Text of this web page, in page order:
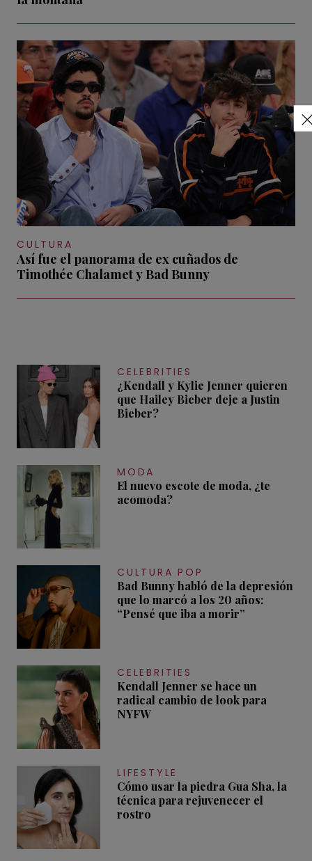
CULTURA
Así fue el panorama de ex cuñados de
Timothée Chalamet y Bad Bunny
CELEBRITIES
¿Kendall y Kylie Jenner quieren
que Hailey Bieber deje a Justin
Bieber?
MODA
El nuevo escote de moda, ¿te
acomoda?
CULTURA POP
Bad Bunny habló de la depresión
que lo marcó a los 20 años:
“Pensé que iba a morir”
CELEBRITIES
Kendall Jenner se hace un
radical cambio de look para
NYFW
LIFESTYLE
Cómo usar la piedra Gua Sha, la
técnica para rejuvenecer el
rostro